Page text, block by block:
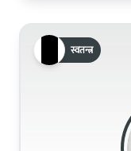
स्वतन्त्र